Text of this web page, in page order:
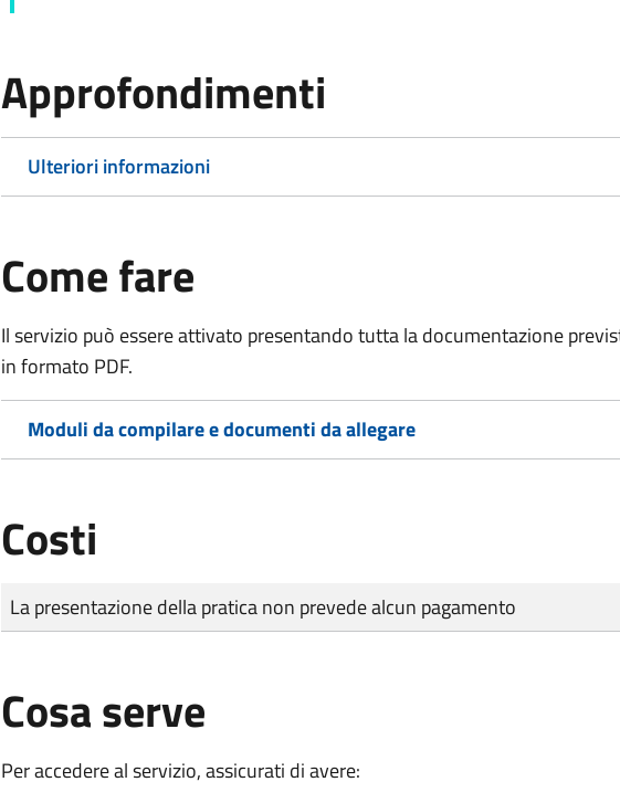
Approfondimenti
Ulteriori informazioni
Come fare
Il servizio può essere attivato presentando tutta la documentazione
in formato PDF.
Moduli da compilare e documenti da allegare
Costi
Tipo di pagamento
Importo
La presentazione della pratica non prevede alcun pagamento
Cosa serve
Per accedere al servizio, assicurati di avere: